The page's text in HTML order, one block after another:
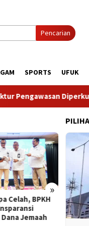
Pencarian
SPORTS UFUK
Diperkuat,
»
Celah, BPKH
Jemaah
dan